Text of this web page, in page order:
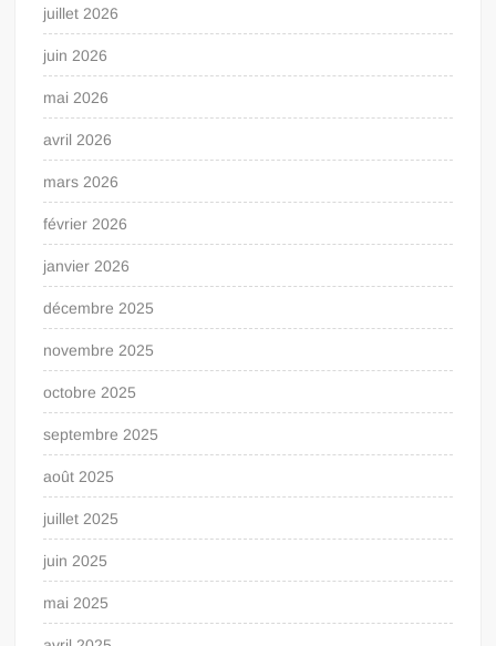
juillet 2026
juin 2026
mai 2026
avril 2026
mars 2026
février 2026
janvier 2026
décembre 2025
novembre 2025
octobre 2025
septembre 2025
août 2025
juillet 2025
juin 2025
mai 2025